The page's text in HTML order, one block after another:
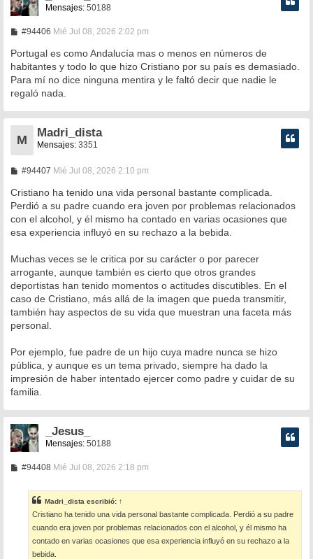
Mensajes: 50188
#94406M
n
a
j
e
Mié Jul 08, 2026 2:02 pm
Portugal es como Andalucía mas o menos en números de
habitantes y todo lo que hizo Cristiano por su país es demasiado.
Para mí no dice ninguna mentira y le faltó decir que nadie le
regaló nada.
M
Madri_dista
Mensajes: 3351
#94407M
n
s
a
j
Mié Jul 08, 2026 2:10 pm
Cristiano ha tenido una vida personal bastante complicada.
Perdió a su padre cuando era joven por problemas relacionados
con el alcohol, y él mismo ha contado en varias ocasiones que
esa experiencia influyó en su rechazo a la bebida.
Muchas veces se le critica por su carácter o por parecer
arrogante, aunque también es cierto que otros grandes
deportistas han tenido momentos o actitudes discutibles. En el
caso de Cristiano, más allá de la imagen que pueda transmitir,
también hay aspectos de su vida que muestran una faceta más
personal.
Por ejemplo, fue padre de un hijo cuya madre nunca se hizo
pública, y aunque es un tema privado, siempre ha dado la
impresión de haber intentado ejercer como padre y cuidar de su
familia.
_Jesus_
Mensajes: 50188
#94408M
a
j
e
Mié Jul 08, 2026 2:18 pm
Madri_dista escribió: ↑
Cristiano ha tenido una vida personal bastante complicada. Perdió a su padre
cuando era joven por problemas relacionados con el alcohol, y él mismo ha
contado en varias ocasiones que esa experiencia influyó en su rechazo a la
bebida.